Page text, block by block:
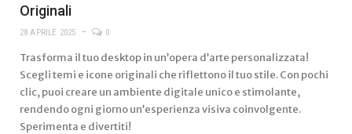
Originali
28 APRILE 2025 0
Trasforma il tuo desktop in un’opera d’arte personalizzata!
Scegli temi e icone originali che riflettono il tuo stile. Con pochi
clic, puoi creare un ambiente digitale unico e stimolante,
rendendo ogni giorno un’esperienza visiva coinvolgente.
Sperimenta e divertiti!